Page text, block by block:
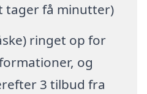
tager få minutter)
ringet op for
og
3 tilbud fra